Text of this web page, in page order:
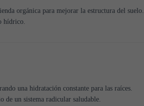
orgánica para mejorar la estructura del suelo.
hídrico.
una hidratación constante para las raíces.
de un sistema radicular saludable.